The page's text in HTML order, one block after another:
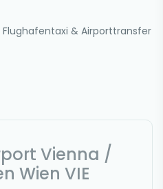
& Airporttransfer
Vienna /
Wien VIE